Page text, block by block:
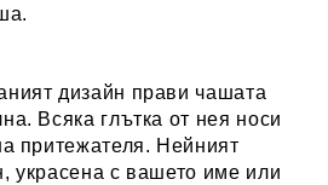
дизайн прави чашата
Всяка глътка от нея носи
притежателя. Нейният
, украсена с вашето име или